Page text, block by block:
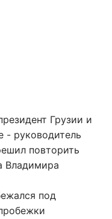
Грузии и
- руководитель
повторить
Владимира
под